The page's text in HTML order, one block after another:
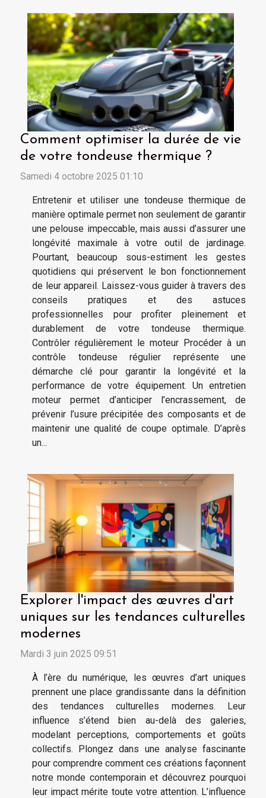
Comment optimiser la durée de vie
de votre tondeuse thermique ?
Samedi 4 octobre 2025 01:10
Entretenir et utiliser une tondeuse thermique de
manière optimale permet non seulement de garantir
une pelouse impeccable, mais aussi d’assurer une
longévité maximale à votre outil de jardinage.
Pourtant, beaucoup sous-estiment les gestes
quotidiens qui préservent le bon fonctionnement
de leur appareil. Laissez-vous guider à travers des
conseils pratiques et des astuces
professionnelles pour profiter pleinement et
durablement de votre tondeuse thermique.
Contrôler régulièrement le moteur Procéder à un
contrôle tondeuse régulier représente une
démarche clé pour garantir la longévité et la
performance de votre équipement. Un entretien
moteur permet d’anticiper l’encrassement, de
prévenir l’usure précipitée des composants et de
maintenir une qualité de coupe optimale. D’après
un...
Explorer l'impact des œuvres d'art
uniques sur les tendances culturelles
modernes
Mardi 3 juin 2025 09:51
À l’ère du numérique, les œuvres d’art uniques
prennent une place grandissante dans la définition
des tendances culturelles modernes. Leur
influence s’étend bien au-delà des galeries,
modelant perceptions, comportements et goûts
collectifs. Plongez dans une analyse fascinante
pour comprendre comment ces créations façonnent
notre monde contemporain et découvrez pourquoi
leur impact mérite toute votre attention. L’influence